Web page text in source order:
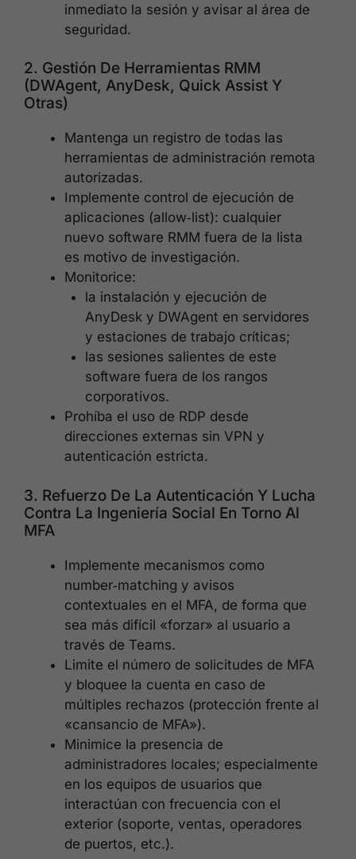
inmediato la sesión y avisar al área de
seguridad.
2. Gestión De Herramientas RMM
(DWAgent, AnyDesk, Quick Assist Y
Otras)
Mantenga un registro de todas las
herramientas de administración remota
autorizadas.
Implemente control de ejecución de
aplicaciones (allow‑list): cualquier
nuevo software RMM fuera de la lista
es motivo de investigación.
Monitorice:
la instalación y ejecución de
AnyDesk y DWAgent en servidores
y estaciones de trabajo críticas;
las sesiones salientes de este
software fuera de los rangos
corporativos.
Prohíba el uso de RDP desde
direcciones externas sin VPN y
autenticación estricta.
3. Refuerzo De La Autenticación Y Lucha
Contra La Ingeniería Social En Torno Al
MFA
Implemente mecanismos como
number‑matching y avisos
contextuales en el MFA, de forma que
sea más difícil «forzar» al usuario a
través de Teams.
Limite el número de solicitudes de MFA
y bloquee la cuenta en caso de
múltiples rechazos (protección frente al
«cansancio de MFA»).
Minimice la presencia de
administradores locales; especialmente
en los equipos de usuarios que
interactúan con frecuencia con el
exterior (soporte, ventas, operadores
de puertos, etc.).